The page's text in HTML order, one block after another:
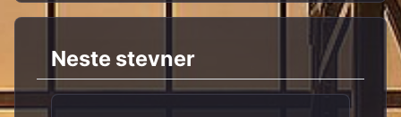
Neste stevner